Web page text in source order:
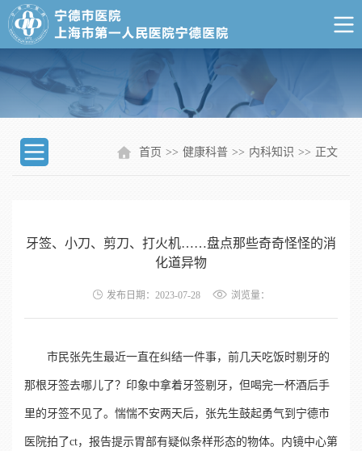
首页 >> 健康科普 >> 内科知识 >> 正文
牙签、小刀、剪刀、打火机……盘点那些奇奇怪怪的消
化道异物
发布日期：2023-07-28 浏览量：
市民张先生最近一直在纠结一件事，前几天吃饭时剔牙的
那根牙签去哪儿了？印象中拿着牙签剔牙，但喝完一杯酒后手
里的牙签不见了。惴惴不安两天后，张先生鼓起勇气到宁德市
医院拍了ct，报告提示胃部有疑似条样形态的物体。内镜中心第